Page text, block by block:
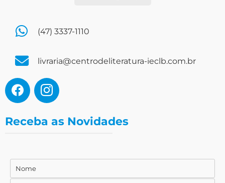
(47) 3337-1110
livraria@centrodeliteratura-ieclb.com.br
Receba as Novidades
Nome
Nome